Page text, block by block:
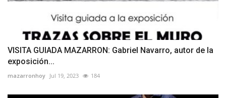
VISITA GUIADA MAZARRON: Gabriel Navarro, autor de la
exposición...
mazarronhoy Jul 19, 2023 184